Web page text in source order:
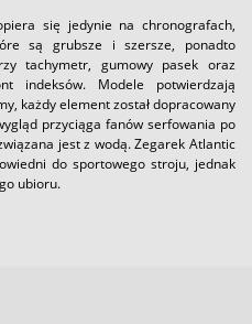
się jedynie na chronografach,
są grubsze i szersze, ponadto
tachymetr, gumowy pasek oraz
indeksów. Modele potwierdzają
każdy element został dopracowany
przyciąga fanów serfowania po
jest z wodą. Zegarek Atlantic
do sportowego stroju, jednak
ubioru.